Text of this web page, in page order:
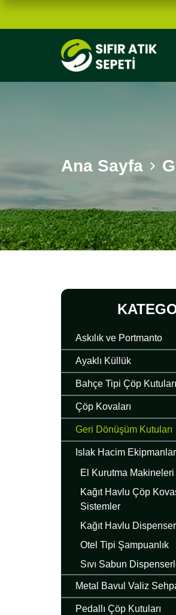
Ana Sayfa
Askılık ve Portmanto
Ayaklı Küllük
Bahçe Tipi Çöp Kutuları
Çöp Kovaları
Geri Dönüşüm Kutuları
Islak Hacim
El Kurutma Makineleri
Kağıt Havlu Çöp
Sistemler
Kağıt Havlu
Otel Tipi Şampuanlık
Sıvı Sabun
Metal Bavul Valiz
Pedallı Çöp Kutuları